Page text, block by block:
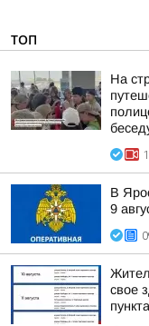
ТОП
На
В
9
свое